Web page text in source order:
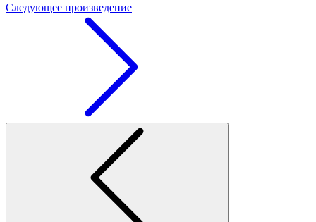
Следующее произведение